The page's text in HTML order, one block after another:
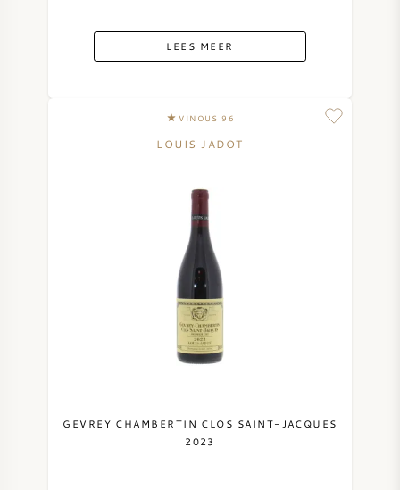
LEES MEER
VINOUS 96
LOUIS JADOT
GEVREY CHAMBERTIN CLOS SAINT-JACQUES
2023